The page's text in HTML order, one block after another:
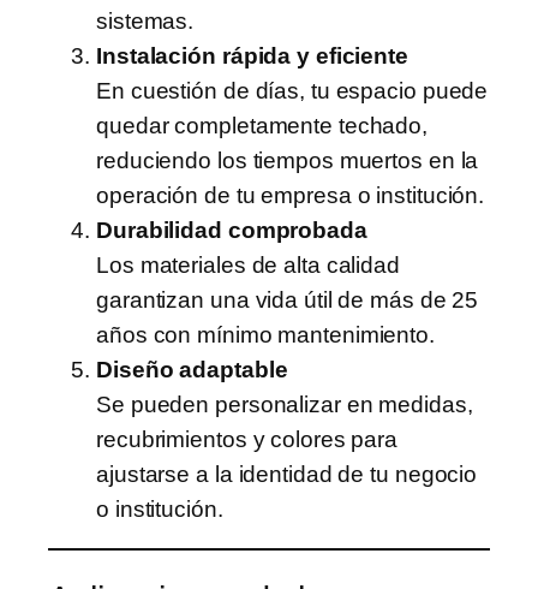
sistemas.
Instalación rápida y eficiente
En cuestión de días, tu espacio puede
quedar completamente techado,
reduciendo los tiempos muertos en la
operación de tu empresa o institución.
Durabilidad comprobada
Los materiales de alta calidad
garantizan una vida útil de más de 25
años con mínimo mantenimiento.
Diseño adaptable
Se pueden personalizar en medidas,
recubrimientos y colores para
ajustarse a la identidad de tu negocio
o institución.